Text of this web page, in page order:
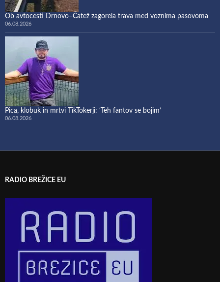
Ob avtocesti Drnovo–Čatež zagorela trava med voznima pasovoma
06.08.2026
Pica, klobuk in mrtvi TikTokerji: ‘Teh fantov se bojim’
06.08.2026
RADIO BREŽICE EU